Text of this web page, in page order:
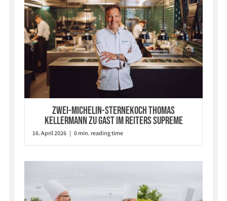
Zwei-Michelin-Sternekoch Thomas
Kellermann zu Gast im Reiters Supreme
16. April 2026 | 0 min. reading time